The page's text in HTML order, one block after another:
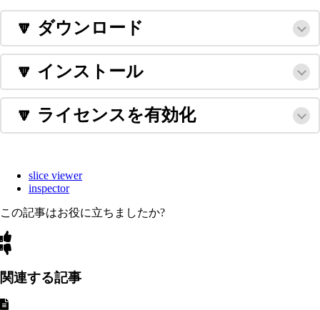
🔽 ダウンロード
🔽 インストール
🔽 ライセンスを有効化
slice viewer
inspector
この記事はお役に立ちましたか?
関連する記事